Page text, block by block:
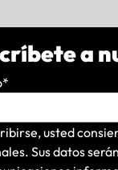
a
*
usted
Sus datos